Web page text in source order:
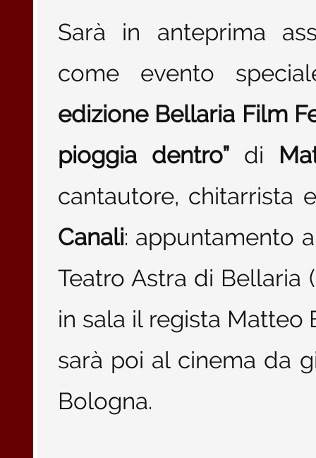
Sarà in anteprima
come evento
edizione Bellaria Film
pioggia dentro”di
cantautore, chitarrista
Canali: appuntamento
Teatro Astra di Bellaria
in sala il regista Matteo
sarà poi al cinema da
Bologna.